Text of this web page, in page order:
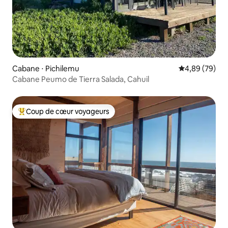
Cabane ⋅ Pichilemu Évaluation
4,89 (79)
Cabane Peumo de Tierra Salada, Cahuil
Coups de cœur voyageurs les plus appréciés
Coup de cœur voyageurs